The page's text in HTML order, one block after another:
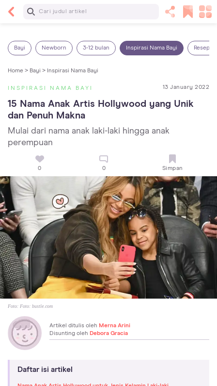
Baca Selanjutnya
Bayi Newborn 3-12 bulan Inspirasi Nama Bayi Resep
Home > Bayi > Inspirasi Nama Bayi
INSPIRASI NAMA BAYI 13 January 2022
15 Nama Anak Artis Hollywood yang Unik
dan Penuh Makna
Mulai dari nama anak laki-laki hingga anak
perempuan
0 0 Simpan
Foto: Foto: bustle.com
Artikel ditulis oleh Merna Arini
Disunting oleh Debora Gracia
Daftar isi artikel